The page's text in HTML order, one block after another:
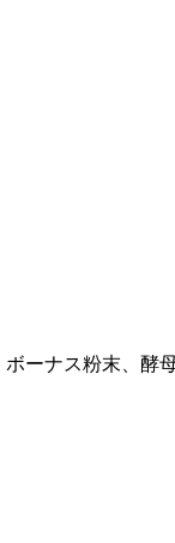
ーナス粉末、酵